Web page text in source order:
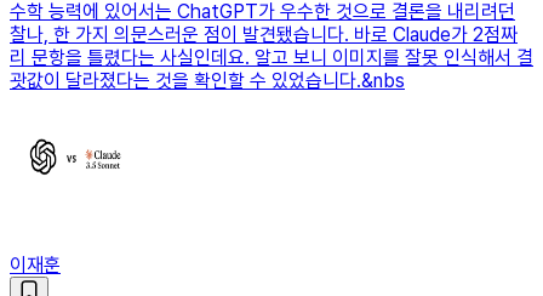
수학 능력에 있어서는 ChatGPT가 우수한 것으로 결론을 내리려던
찰나, 한 가지 의문스러운 점이 발견됐습니다. 바로 Claude가 2점짜
리 문항을 틀렸다는 사실인데요. 알고 보니 이미지를 잘못 인식해서 결
괏값이 달라졌다는 것을 확인할 수 있었습니다.&nbs
이재훈